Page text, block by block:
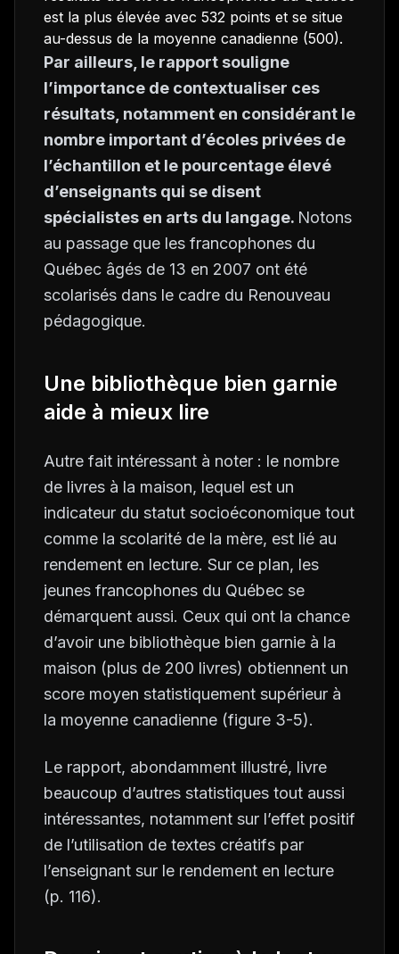
est la plus élevée avec 532 points et se situe
au-dessus de la moyenne canadienne (500).
Par ailleurs, le rapport souligne
l’importance de contextualiser ces
résultats, notamment en considérant le
nombre important d’écoles privées de
l’échantillon et le pourcentage élevé
d’enseignants qui se disent
spécialistes en arts du langage. Notons
au passage que les francophones du
Québec âgés de 13 en 2007 ont été
scolarisés dans le cadre du Renouveau
pédagogique.
Une bibliothèque bien garnie
aide à mieux lire
Autre fait intéressant à noter : le nombre
de livres à la maison, lequel est un
indicateur du statut socioéconomique tout
comme la scolarité de la mère, est lié au
rendement en lecture. Sur ce plan, les
jeunes francophones du Québec se
démarquent aussi. Ceux qui ont la chance
d’avoir une bibliothèque bien garnie à la
maison (plus de 200 livres) obtiennent un
score moyen statistiquement supérieur à
la moyenne canadienne (figure 3-5).
Le rapport, abondamment illustré, livre
beaucoup d’autres statistiques tout aussi
intéressantes, notamment sur l’effet positif
de l’utilisation de textes créatifs par
l’enseignant sur le rendement en lecture
(p. 116).